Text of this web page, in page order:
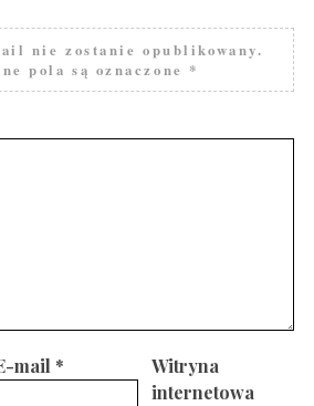
nie zostanie opublikowany.
pola są oznaczone *
mail *
Witryna
internetowa